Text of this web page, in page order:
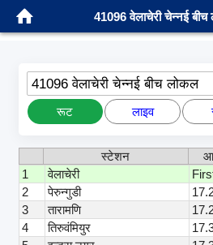
41096 वेलाचेरी चेन्नई
41096 वेलाचेरी चेन्नई बीच लोकल
रूट लाइव
स्टेशन
1
वेलाचेरी
2
पेरुन्गुडी
3
तारामणि
4
तिरुवंमियुर